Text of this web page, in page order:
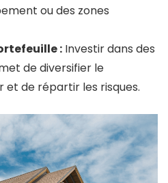
ou des zones
: Investir dans des
de diversifier le
de répartir les risques.